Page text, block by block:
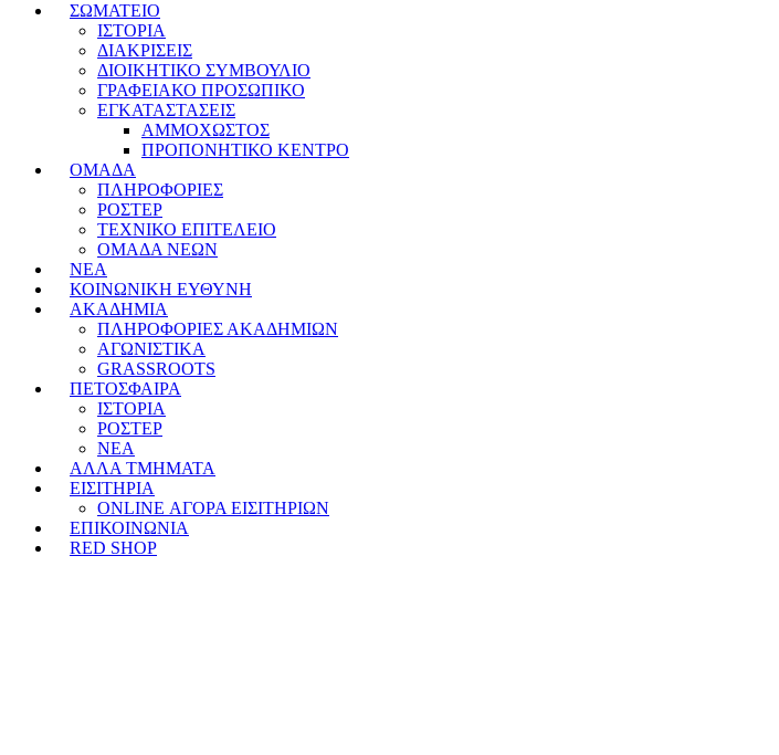
ΣΩΜΑΤΕΙΟ
ΙΣΤΟΡΙΑ
ΔΙΑΚΡΙΣΕΙΣ
ΔΙΟΙΚΗΤΙΚΟ ΣΥΜΒΟΥΛΙΟ
ΓΡΑΦΕΙΑΚΟ ΠΡΟΣΩΠΙΚΟ
ΕΓΚΑΤΑΣΤΑΣΕΙΣ
ΑΜΜΟΧΩΣΤΟΣ
ΠΡΟΠΟΝΗΤΙΚΟ ΚΕΝΤΡΟ
ΟΜΑΔΑ
ΠΛΗΡΟΦΟΡΙΕΣ
ΡΟΣΤΕΡ
ΤΕΧΝΙΚΟ ΕΠΙΤΕΛΕΙΟ
ΟΜΑΔΑ ΝΕΩΝ
ΝΕΑ
ΚΟΙΝΩΝΙΚΗ ΕΥΘΥΝΗ
ΑΚΑΔΗΜΙΑ
ΠΛΗΡΟΦΟΡΙΕΣ ΑΚΑΔΗΜΙΩΝ
ΑΓΩΝΙΣΤΙΚΑ
GRASSROOTS
ΠΕΤΟΣΦΑΙΡΑ
ΙΣΤΟΡΙΑ
ΡΟΣΤΕΡ
ΝΕΑ
ΑΛΛΑ ΤΜΗΜΑΤΑ
ΕΙΣΙΤΗΡΙΑ
ONLINE ΑΓΟΡΑ ΕΙΣΙΤΗΡΙΩΝ
ΕΠΙΚΟΙΝΩΝΙΑ
RED SHOP